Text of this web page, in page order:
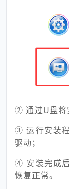
② 通过U盘将
③ 运行安装
驱动；
④ 安装完成
恢复正常。